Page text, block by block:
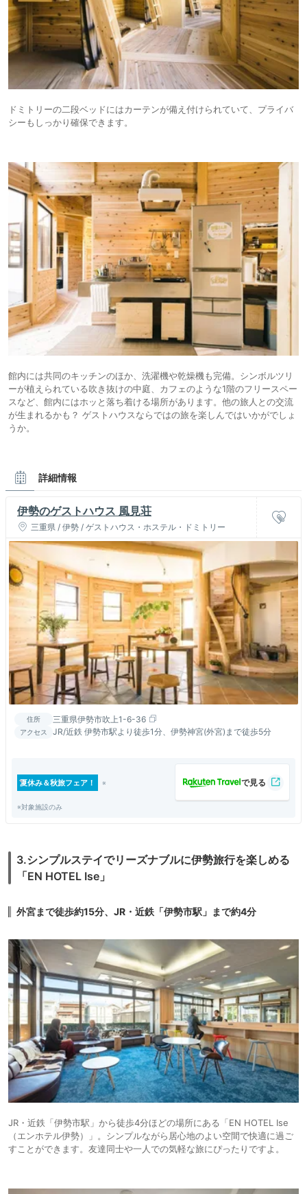
ドミトリーの二段ベッドにはカーテンが備え付けられていて、プライバ
シーもしっかり確保できます。
館内には共同のキッチンのほか、洗濯機や乾燥機も完備。シンボルツリ
ーが植えられている吹き抜けの中庭、カフェのような1階のフリースペー
スなど、館内にはホッと落ち着ける場所があります。他の旅人との交流
が生まれるかも？ ゲストハウスならではの旅を楽しんではいかがでしょ
うか。
詳細情報
伊勢のゲストハウス 風見荘
三重県 / 伊勢 / ゲストハウス・ホステル・ドミトリー
住所 三重県伊勢市吹上1-6-36
アクセス JR/近鉄 伊勢市駅より徒歩1分、伊勢神宮(外宮)まで徒歩5分
夏休み＆秋旅フェア！
※対象施設のみ
3.シンプルステイでリーズナブルに伊勢旅行を楽しめる
「EN HOTEL Ise」
外宮まで徒歩約15分、JR・近鉄「伊勢市駅」まで約4分
JR・近鉄「伊勢市駅」から徒歩4分ほどの場所にある「EN HOTEL Ise
（エンホテル伊勢）」。シンプルながら居心地のよい空間で快適に過ご
すことができます。友達同士や一人での気軽な旅にぴったりですよ。